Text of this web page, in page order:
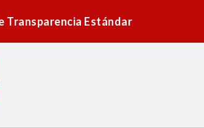
Transparencia Estándar